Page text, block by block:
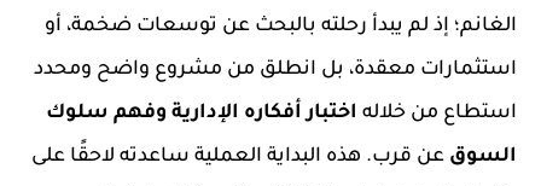
الغانم؛ إذ لم يبدأ رحلته بالبحث عن توسعات ضخمة، أو
استثمارات معقدة، بل انطلق من مشروع واضح ومحدد
استطاع من خلاله اختبار أفكاره الإدارية وفهم سلوك
السوق عن قرب. هذه البداية العملية ساعدته لاحقًا على